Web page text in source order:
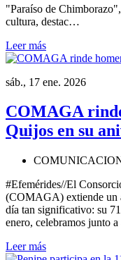
"Paraíso de
cultura, destac…
Leer más
sáb., 17 ene. 2026
COMAGA
Quijos en su
#Efemérides//El
(COMAGA) extiende un
día tan significativo: su
enero, celebramos junto
Leer más